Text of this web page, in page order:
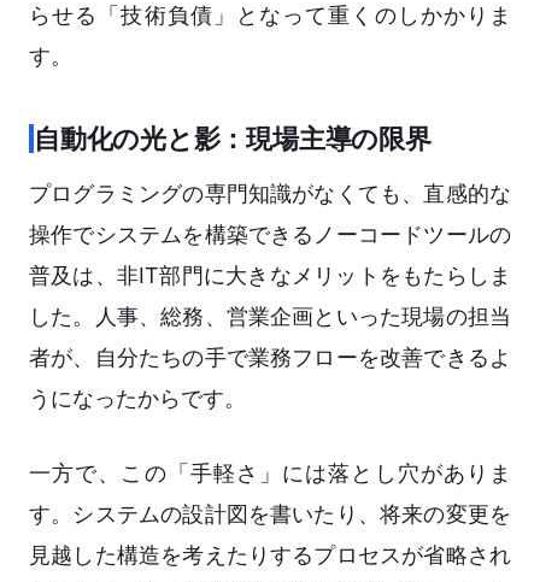
らせる「技術負債」となって重くのしかかりま
す。
自動化の光と影：現場主導の限界
プログラミングの専門知識がなくても、直感的な
操作でシステムを構築できるノーコードツールの
普及は、非IT部門に大きなメリットをもたらしま
した。人事、総務、営業企画といった現場の担当
者が、自分たちの手で業務フローを改善できるよ
うになったからです。
一方で、この「手軽さ」には落とし穴がありま
す。システムの設計図を書いたり、将来の変更を
見越した構造を考えたりするプロセスが省略され